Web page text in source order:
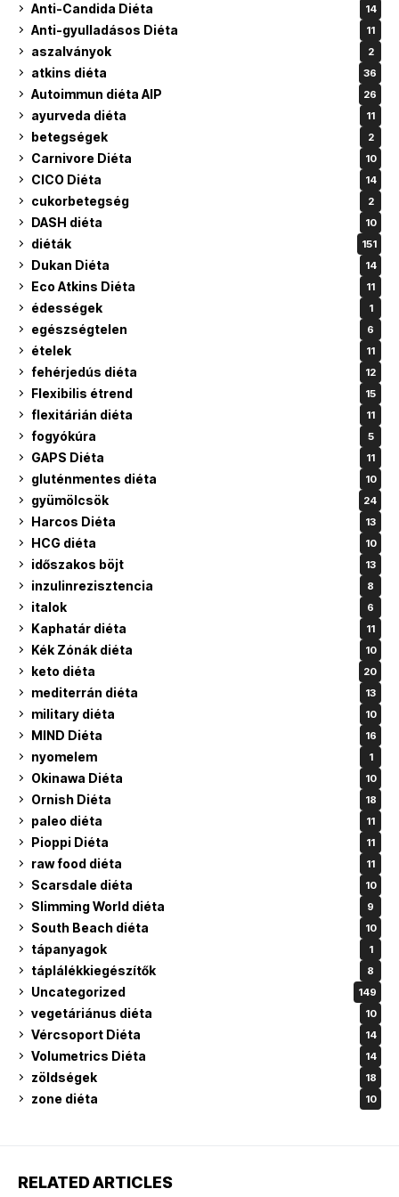
Anti-Candida Diéta 14
Anti-gyulladásos Diéta 11
aszalványok 2
atkins diéta 36
Autoimmun diéta AIP 26
ayurveda diéta 11
betegségek 2
Carnivore Diéta 10
CICO Diéta 14
cukorbetegség 2
DASH diéta 10
diéták 151
Dukan Diéta 14
Eco Atkins Diéta 11
édességek 1
egészségtelen 6
ételek 11
fehérjedús diéta 12
Flexibilis étrend 15
flexitárián diéta 11
fogyókúra 5
GAPS Diéta 11
gluténmentes diéta 10
gyümölcsök 24
Harcos Diéta 13
HCG diéta 10
időszakos böjt 13
inzulinrezisztencia 8
italok 6
Kaphatár diéta 11
Kék Zónák diéta 10
keto diéta 20
mediterrán diéta 13
military diéta 10
MIND Diéta 16
nyomelem 1
Okinawa Diéta 10
Ornish Diéta 18
paleo diéta 11
Pioppi Diéta 11
raw food diéta 11
Scarsdale diéta 10
Slimming World diéta 9
South Beach diéta 10
tápanyagok 1
táplálékkiegészítők 8
Uncategorized 149
vegetáriánus diéta 10
Vércsoport Diéta 14
Volumetrics Diéta 14
zöldségek 18
zone diéta 10
RELATED ARTICLES